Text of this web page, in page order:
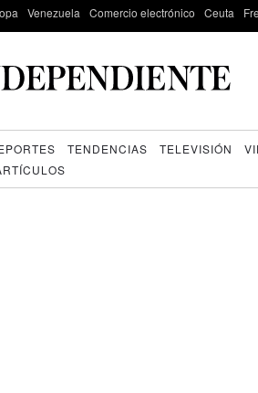
Venezuela Comercio electrónico Ceuta
TENDENCIAS TELEVISIÓN